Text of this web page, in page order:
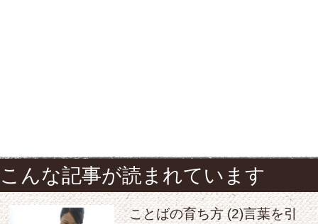
こんな記事が読まれています
ことばの育ち方 (2)言葉を引